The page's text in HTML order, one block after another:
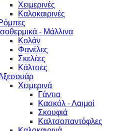
Χειμερινές
Καλοκαιρινές
Ισοθερμικά - Μάλλινα
Κολάν
Φανέλες
Σκελέες
Κάλτσες
Χειμερινά
Γάντια
Κασκόλ - Λαιμοί
Σκουφιά
Καλτσοπαντόφλες